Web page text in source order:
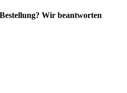
Wir beantworten